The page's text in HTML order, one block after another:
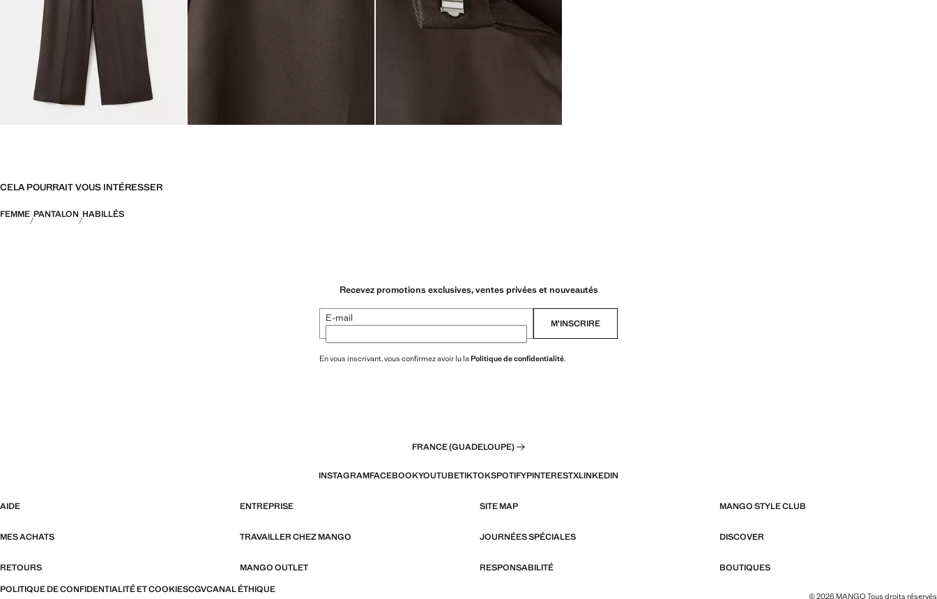
CELA POURRAIT VOUS INTÉRESSER
FEMME PANTALON HABILLÉS
Recevez promotions exclusives, ventes privées et nouveautés
E-mail M’INSCRIRE
En vous inscrivant, vous confirmez avoir lu laPolitique de confidentialité.
FRANCE (GUADELOUPE)
INSTAGRAMFACEBOOKYOUTUBETIKTOKSPOTIFYPINTERESTXLINKEDIN
AIDE ENTREPRISE SITE MAP MANGO STYLE CLUB
MES ACHATS TRAVAILLER CHEZ MANGO JOURNÉES SPÉCIALES DISCOVER
RETOURS MANGO OUTLET RESPONSABILITÉ
BOUTIQUES
POLITIQUE DE CONFIDENTIALITÉ ET COOKIESCGVCANAL ÉTHIQUE
© 2026 MANGO Tous droits réservés